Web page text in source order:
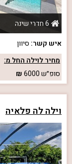
6 חדרי שינה
איש קשר: סיוון
מחיר לוילה החל מ:
סופ״ש6000
וילה לה פלאיה